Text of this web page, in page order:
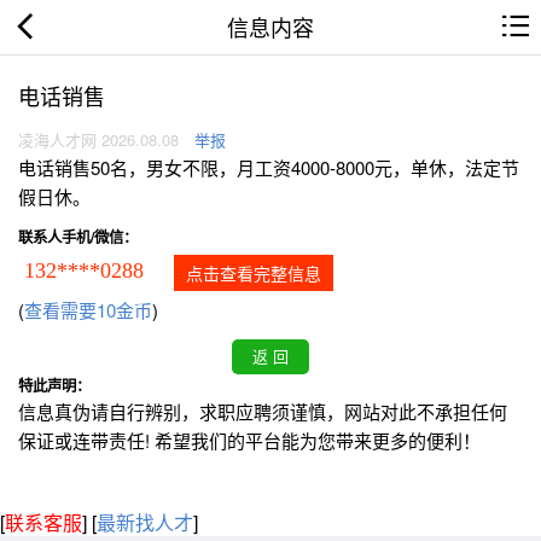
信息内容
电话销售
凌海人才网 2026.08.08 举报
电话销售50名，男女不限，月工资4000-8000元，单休，法定节
假日休。
联系人手机/微信：
132****0288 点击查看完整信息
(查看需要10金币)
特此声明：
信息真伪请自行辨别，求职应聘须谨慎，网站对此不承担任何
保证或连带责任! 希望我们的平台能为您带来更多的便利！
[联系客服] [最新找人才]